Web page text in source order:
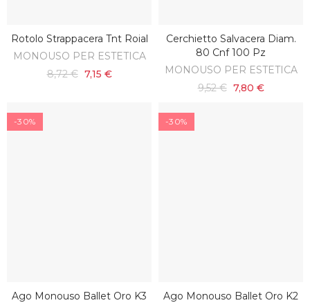
AGGIUNGI AL CARRELLO
Rotolo Strappacera Tnt Roial
MONOUSO PER ESTETICA
8,72 € 7,15 €
AGGIUNGI AL CARRELLO
Cerchietto Salvacera Diam.
80 Cnf 100 Pz
MONOUSO PER ESTETICA
9,52 € 7,80 €
-30%
AGGIUNGI AL CARRELLO
Ago Monouso Ballet Oro K3
-30%
AGGIUNGI AL CARRELLO
Ago Monouso Ballet Oro K2